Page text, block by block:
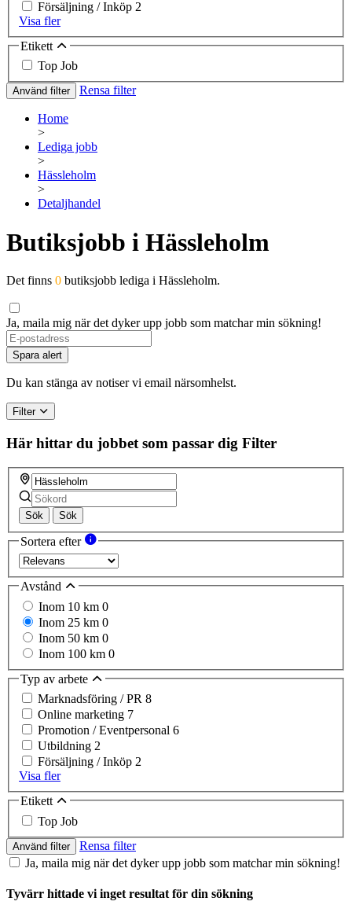
Försäljning / Inköp 2
Visa fler
Etikett
Top Job
Använd filter Rensa filter
Home
>
Lediga jobb
>
Hässleholm
>
Detaljhandel
Butiksjobb i Hässleholm
Det finns 0 butiksjobb lediga i Hässleholm.
Ja, maila mig när det dyker upp jobb som matchar min sökning!
Spara alert
Du kan stänga av notiser vi email närsomhelst.
Filter
Här hittar du jobbet som passar dig Filter
Sök Sök
Sortera efter
Avstånd
Inom 10 km 0
Inom 25 km 0
Inom 50 km 0
Inom 100 km 0
Typ av arbete
Marknadsföring / PR 8
Online marketing 7
Promotion / Eventpersonal 6
Utbildning 2
Försäljning / Inköp 2
Visa fler
Etikett
Top Job
Använd filter
Rensa filter
Ja, maila mig när det dyker upp jobb som matchar min sökning!
Tyvärr hittade vi inget resultat för din sökning